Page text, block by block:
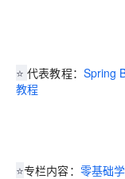
⭐代表教程： Spring
教程
⭐专栏内容： 零基础